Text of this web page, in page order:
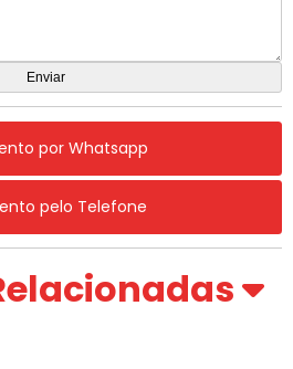
por Whatsapp
pelo Telefone